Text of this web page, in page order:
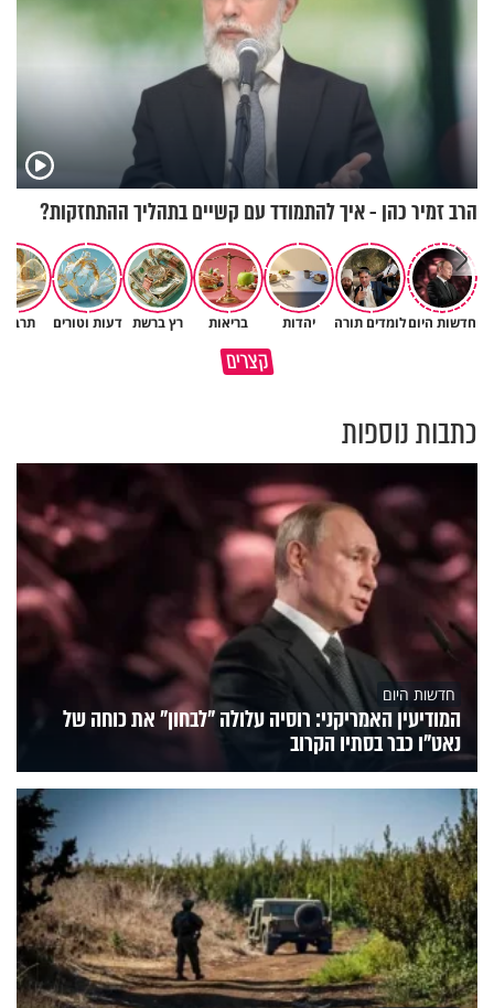
הרב זמיר כהן - איך להתמודד עם קשיים בתהליך ההתחזקות?
חדשות היוםלומדים תורה יהדות בריאות רץ ברשת דעות וטורים
קצריםמדוע האמונה נמשלה למלח?
גם ׳הרע׳ זה הרחמים של בורא
כתבות נוספות
חדשות היום
המודיעין האמריקני: רוסיה עלולה "לבחון" את כוחה של
נאט"ו כבר בסתיו הקרוב